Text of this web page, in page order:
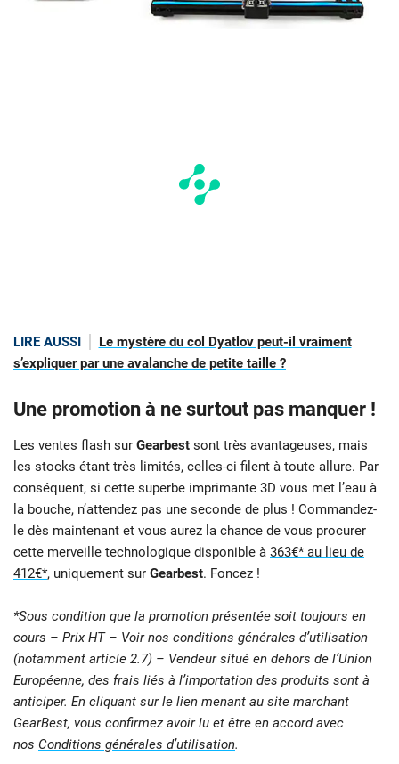
LIRE AUSSI
Le mystère du col Dyatlov peut-il vraiment
s’expliquer par une avalanche de petite taille ?
Une promotion à ne surtout pas manquer !
Les ventes flash sur Gearbest sont très avantageuses, mais
les stocks étant très limités, celles-ci filent à toute allure. Par
conséquent, si cette superbe imprimante 3D vous met l’eau à
la bouche, n’attendez pas une seconde de plus ! Commandez-
le dès maintenant et vous aurez la chance de vous procurer
cette merveille technologique disponible à 363€* au lieu de
412€*, uniquement sur Gearbest. Foncez !
*Sous condition que la promotion présentée soit toujours en
cours – Prix HT – Voir nos conditions générales d’utilisation
(notamment article 2.7) – Vendeur situé en dehors de l’Union
Européenne, des frais liés à l’importation des produits sont à
anticiper. En cliquant sur le lien menant au site marchant
GearBest, vous confirmez avoir lu et être en accord avec
nos Conditions générales d’utilisation.